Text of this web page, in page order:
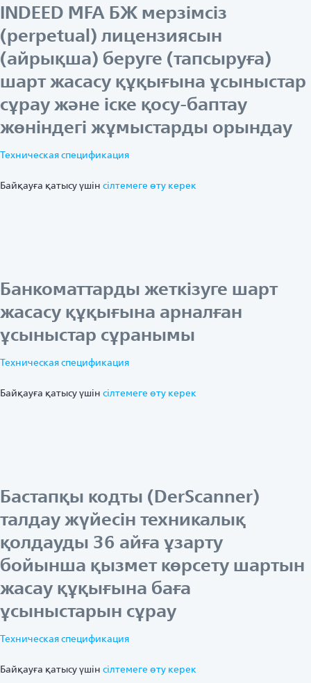
INDEED MFA БЖ мерзімсіз
(perpetual) лицензиясын
(айрықша) беруге (тапсыруға)
шарт жасасу құқығына ұсыныстар
сұрау және іске қосу-баптау
жөніндегі жұмыстарды орындау
Техническая спецификация
Байқауға қатысу үшін ciлтемеге өту керек
Банкоматтарды жеткізуге шарт
жасасу құқығына арналған
ұсыныстар сұранымы
Техническая спецификация
Байқауға қатысу үшін ciлтемеге өту керек
Бастапқы кодты (DerScanner)
талдау жүйесін техникалық
қолдауды 36 айға ұзарту
бойынша қызмет көрсету шартын
жасау құқығына баға
ұсыныстарын сұрау
Техническая спецификация
Байқауға қатысу үшін ciлтемеге өту керек